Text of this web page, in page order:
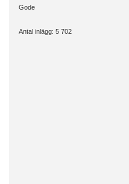
Gode
Antal inlägg: 5 702